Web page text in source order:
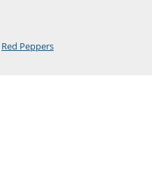
Red Peppers